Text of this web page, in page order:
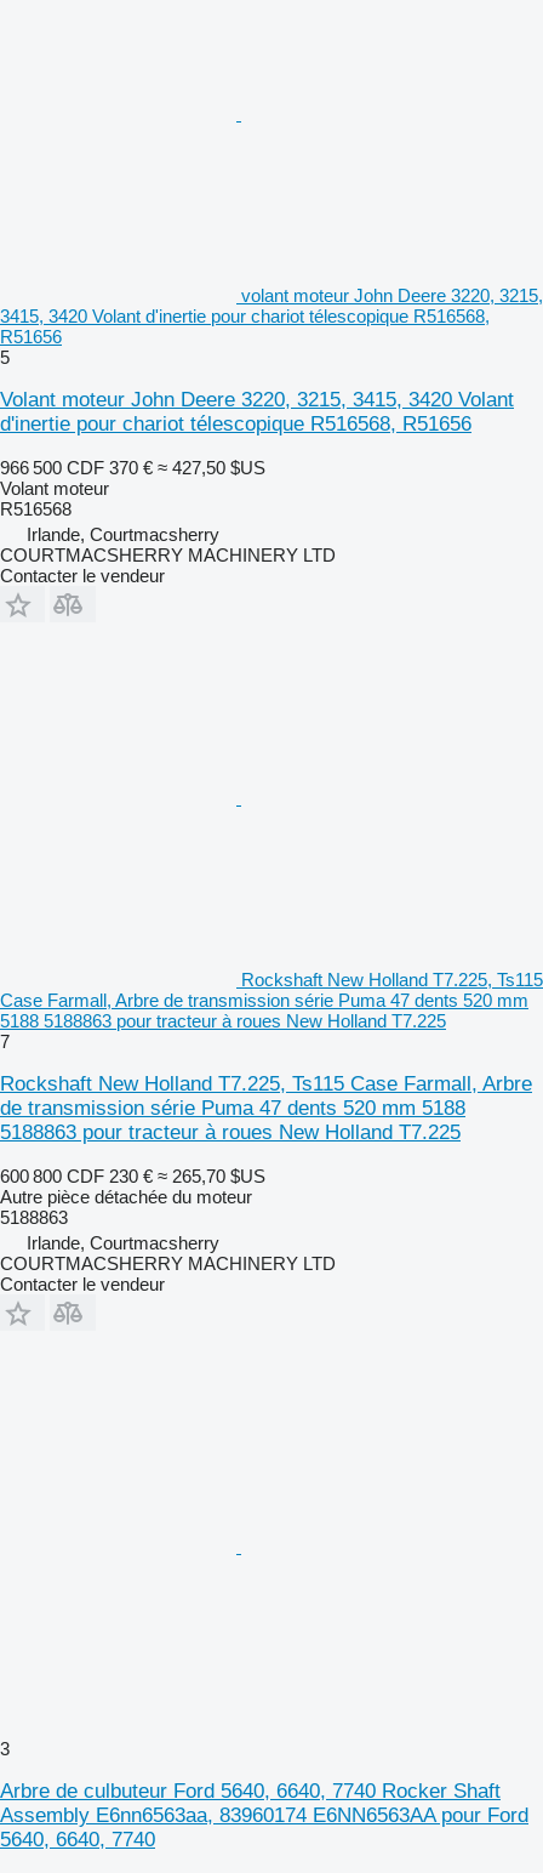
volant moteur John Deere 3220, 3215,
3415, 3420 Volant d'inertie pour chariot télescopique R516568,
R51656
5
Volant moteur John Deere 3220, 3215, 3415, 3420 Volant
d'inertie pour chariot télescopique R516568, R51656
966 500 CDF 370 € ≈ 427,50 $US
Volant moteur
R516568
Irlande, Courtmacsherry
COURTMACSHERRY MACHINERY LTD
Contacter le vendeur
Rockshaft New Holland T7.225, Ts115
Case Farmall, Arbre de transmission série Puma 47 dents 520 mm
5188 5188863 pour tracteur à roues New Holland T7.225
7
Rockshaft New Holland T7.225, Ts115 Case Farmall, Arbre
de transmission série Puma 47 dents 520 mm 5188
5188863 pour tracteur à roues New Holland T7.225
600 800 CDF 230 € ≈ 265,70 $US
Autre pièce détachée du moteur
5188863
Irlande, Courtmacsherry
COURTMACSHERRY MACHINERY LTD
Contacter le vendeur
3
Arbre de culbuteur Ford 5640, 6640, 7740 Rocker Shaft
Assembly E6nn6563aa, 83960174 E6NN6563AA pour Ford
5640, 6640, 7740